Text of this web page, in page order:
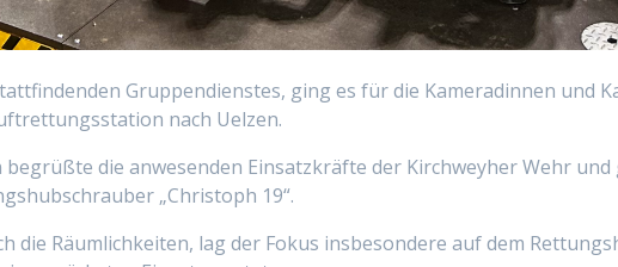
Gruppendienstes, ging es für die Kameradinnen und
nach Uelzen.
begrüßte die anwesenden Einsatzkräfte der Kirchweyher Wehr
„Christoph 19“.
die Räumlichkeiten, lag der Fokus insbesondere auf dem